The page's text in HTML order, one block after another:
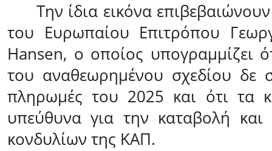
Την ίδια εικόνα
του Ευρωπαίου Επιτρόπου
Hansen, ο οποίος υπογραμμίζει
του αναθεωρημένου σχεδίου δε
πληρωμές του 2025 και ότι τα
υπεύθυνα για την καταβολή και
κονδυλίων της ΚΑΠ.